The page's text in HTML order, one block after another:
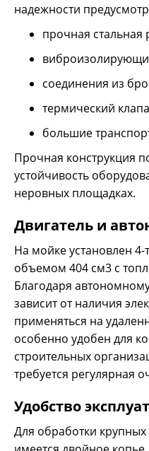
надежности
прочная стальная
соединения из
термический
большие
Прочная конструкция
устойчивость
неровных площадках.
Двигатель и
На мойке установлен
объемом 404 см3 с
Благодаря
зависит от наличия
применяться на
особенно удобен для
строительных
требуется регулярная
Удобство
Для обработки